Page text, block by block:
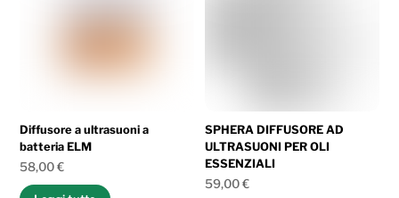
Diffusore a ultrasuoni a
batteria ELM
58,00€
SPHERA DIFFUSORE AD
ULTRASUONI PER OLI
ESSENZIALI
59,00€